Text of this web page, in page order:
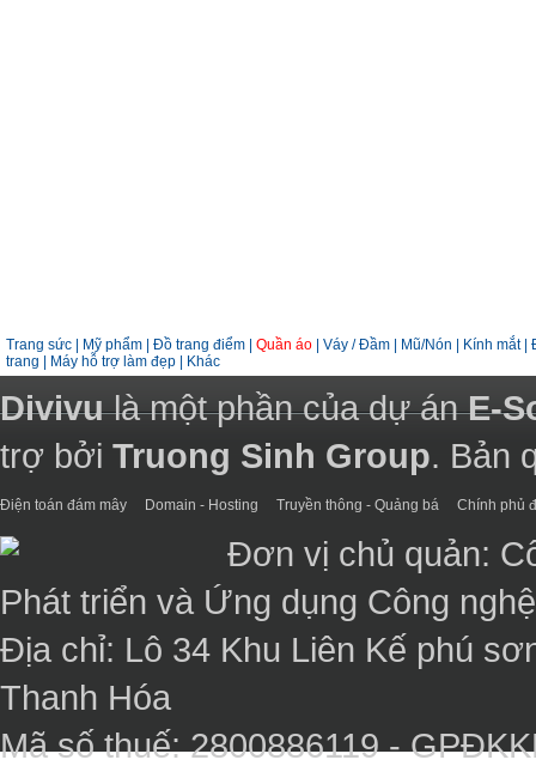
Trang sức Mỹ phẩm Đồ trang điểm Quần áo Váy / Đầm Mũ/Nón Kính mắt
trang
Máy hỗ trợ làm đẹp Khác
Divivulà một phần của dự ánE-
trợ bởi Truong Sinh Group. Bản
Điện toán đám mây Domain - Hosting Truyền thông - Quảng bá Chính phủ
Đơn vị chủ quản:
Phát triển và Ứng dụng Công
Địa chỉ: Lô 34 Khu Liên Kế phú
Thanh Hóa
Mã số thuế: 2800886119 -